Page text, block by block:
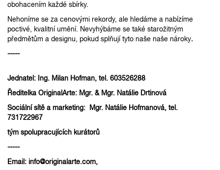
obohacením každé sbírky.
Nehoníme se za cenovými rekordy, ale hledáme a nabízíme
poctivé, kvalitní umění. Nevyhýbáme se také starožitným
předmětům a designu, pokud splňují tyto naše naše nároky.
-----
Jednatel: Ing. Milan Hofman, tel. 603526288
Ředitelka OriginalArte: Mgr. & Mgr. Natálie Drtinová
Sociální sítě a marketing: Mgr. Natálie Hofmanová, tel.
731722967
tým spolupracujících kurátorů
-----
Email: info@originalarte.com,